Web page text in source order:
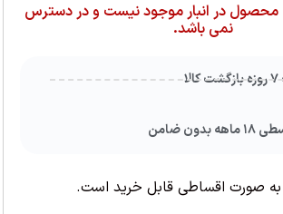
محصول در انبار موجود نیست و در دسترس
نمی باشد.
ضامن
به صورت اقساطی قابل خرید است.